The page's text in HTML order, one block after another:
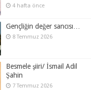
4 hafta önce
Gençliğin değer sancısı…
8 Temmuz 2026
Besmele şiiri/ İsmail Adil
Şahin
7 Temmuz 2026